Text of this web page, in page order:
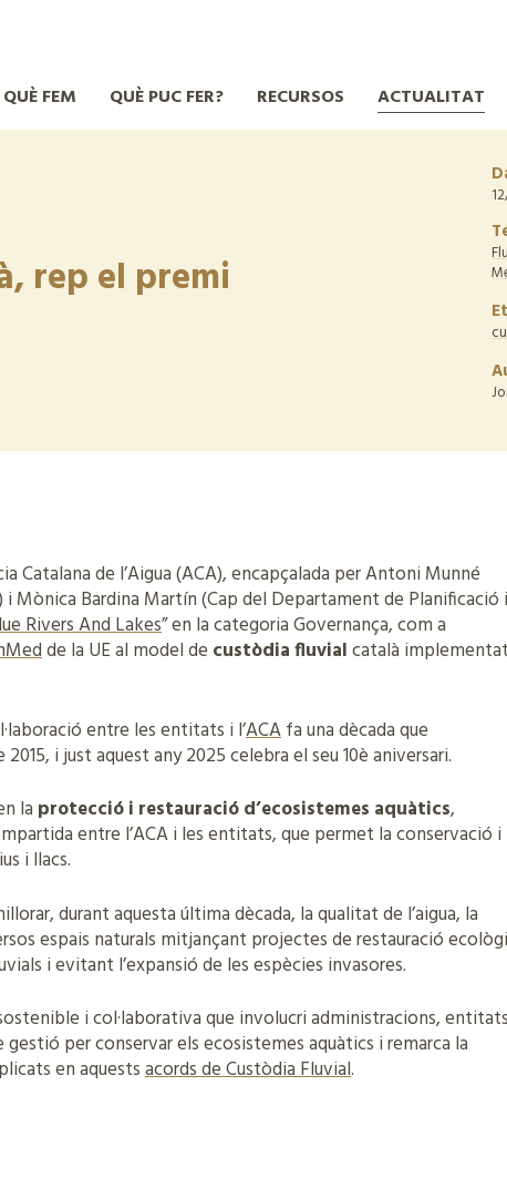
QUÈ FEM QUÈ PUC FER? RECURSOS ACTUALITAT
rep el premi
Catalana de l’Aigua (ACA), encapçalada per Antoni Munné
Mònica Bardina Martín (Cap del Departament de Planificació i
Rivers And Lakes” en la categoria Governança, com a
de la UE al model de custòdia fluvialcatalà implementat
entre les entitats i l’ACAfa una dècada que
i just aquest any 2025 celebra el seu 10è aniversari.
la protecció i restauració d’ecosistemes aquàtics,
entre l’ACA i les entitats, que permet la conservació i
i llacs.
durant aquesta última dècada, la qualitat de l’aigua, la
espais naturals mitjançant projectes de restauració
i evitant l’expansió de les espècies invasores.
i col·laborativa que involucri administracions,
per conservar els ecosistemes aquàtics i remarca la
en aquestsacords de Custòdia Fluvial.